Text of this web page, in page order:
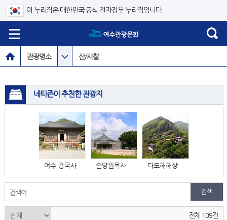
이 누리집은 대한민국 공식 전자정부 누리집입니다.
관광명소 산/사찰
네티즌이 추천한 관광지
여수 흥국사.. 손양원목사 .. 다도해해상 ..
검색어
전체 109건